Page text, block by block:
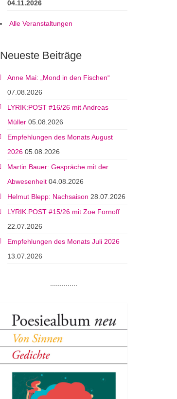
04.11.2026
Alle Veranstaltungen
Neueste Beiträge
Anne Mai: „Mond in den Fischen“
07.08.2026
LYRIK:POST #16/26 mit Andreas
Müller 05.08.2026
Empfehlungen des Monats August
2026 05.08.2026
Martin Bauer: Gespräche mit der
Abwesenheit 04.08.2026
Helmut Blepp: Nachsaison 28.07.2026
LYRIK:POST #15/26 mit Zoe Fornoff
22.07.2026
Empfehlungen des Monats Juli 2026
13.07.2026